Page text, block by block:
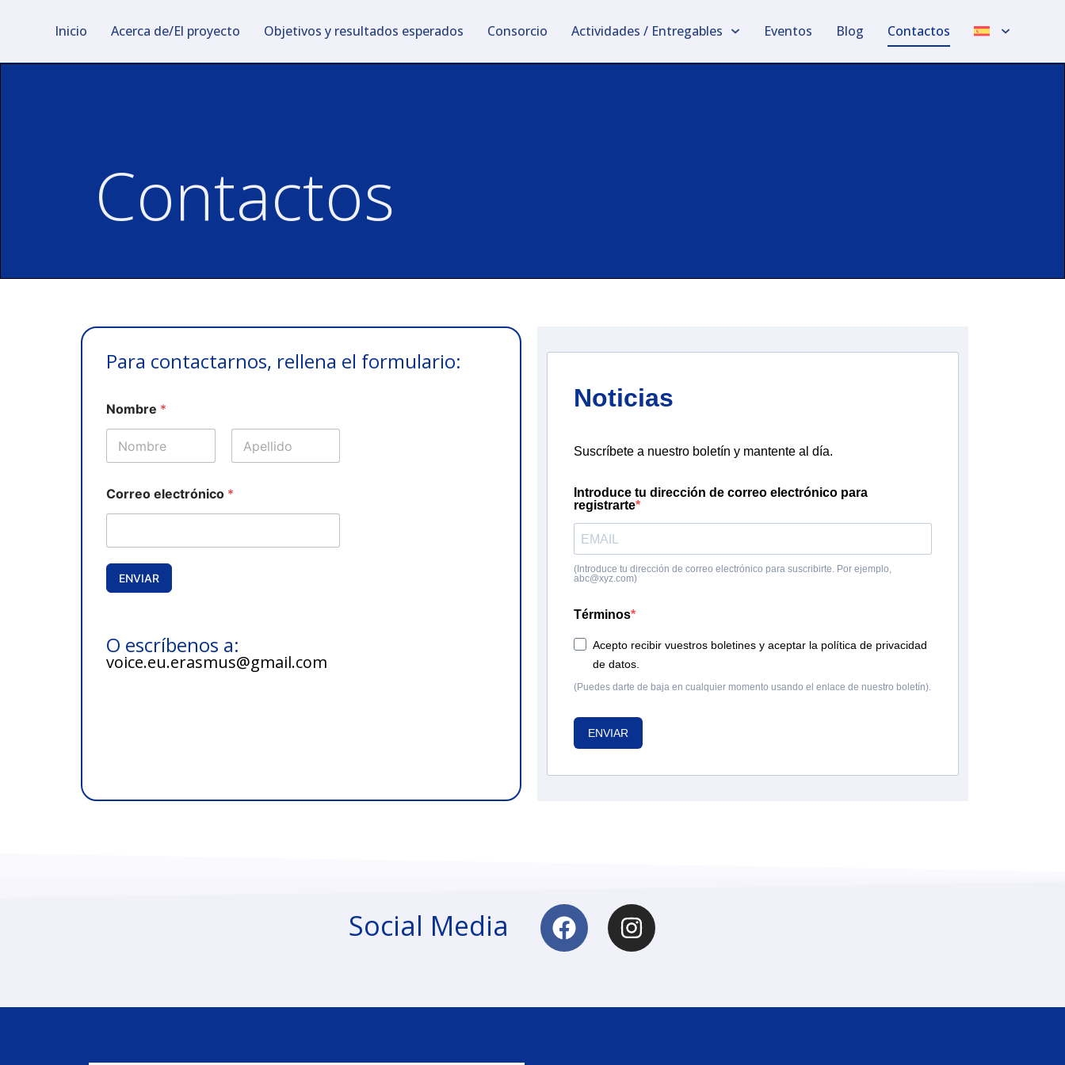
Inicio Acerca de/El proyecto Objetivos y resultados esperados Consorcio Actividades / Entregables Eventos Blog Contactos
Contactos
Para contactarnos, rellena el formulario:
o
m
r
C
o
r
e
o
o
e
o
Nombre *
Correo electrónico *
ENVIAR
O escríbenos a:
voice.eu.erasmus@gmail.com
Noticias
Suscríbete a nuestro boletín y mantente al día.
Introduce tu dirección de correo electrónico para
registrarte
(Introduce tu dirección de correo electrónico para suscribirte. Por ejemplo,
abc@xyz.com)
Términos
Acepto recibir vuestros boletines y aceptar la política de privacidad
de datos.
(Puedes darte de baja en cualquier momento usando el enlace de nuestro boletín).
ENVIAR
Social Media